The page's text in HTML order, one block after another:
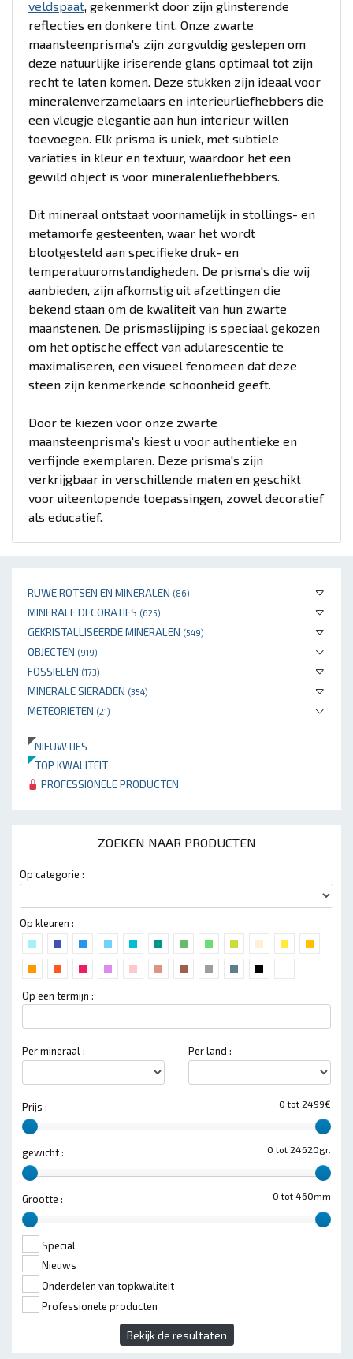
RUWE ROTSEN EN MINERALEN (86)
MINERALE DECORATIES (625)
GEKRISTALLISEERDE MINERALEN (549)
OBJECTEN (919)
FOSSIELEN (173)
MINERALE SIERADEN (354)
METEORIETEN (21)
NIEUWTJES
TOP KWALITEIT
PROFESSIONELE PRODUCTEN
ZOEKEN NAAR PRODUCTEN
Op categorie :
Op kleuren :
Op een termijn :
Per mineraal : Per land :
0 tot 2499€
Prijs :
0 tot 24620gr.
gewicht :
0 tot 460mm
Grootte :
Special
Nieuws
Onderdelen van topkwaliteit
Professionele producten
Bekijk de resultaten
veldspaat, gekenmerkt door zijn glinsterende
reflecties en donkere tint. Onze zwarte
maansteenprisma's zijn zorgvuldig geslepen om
deze natuurlijke iriserende glans optimaal tot zijn
recht te laten komen. Deze stukken zijn ideaal voor
mineralenverzamelaars en interieurliefhebbers die
een vleugje elegantie aan hun interieur willen
toevoegen. Elk prisma is uniek, met subtiele
variaties in kleur en textuur, waardoor het een
gewild object is voor mineralenliefhebbers.
Dit mineraal ontstaat voornamelijk in stollings- en
metamorfe gesteenten, waar het wordt
blootgesteld aan specifieke druk- en
temperatuuromstandigheden. De prisma's die wij
aanbieden, zijn afkomstig uit afzettingen die
bekend staan om de kwaliteit van hun zwarte
maanstenen. De prismaslijping is speciaal gekozen
om het optische effect van adularescentie te
maximaliseren, een visueel fenomeen dat deze
steen zijn kenmerkende schoonheid geeft.
Door te kiezen voor onze zwarte
maansteenprisma's kiest u voor authentieke en
verfijnde exemplaren. Deze prisma's zijn
verkrijgbaar in verschillende maten en geschikt
voor uiteenlopende toepassingen, zowel decoratief
als educatief.